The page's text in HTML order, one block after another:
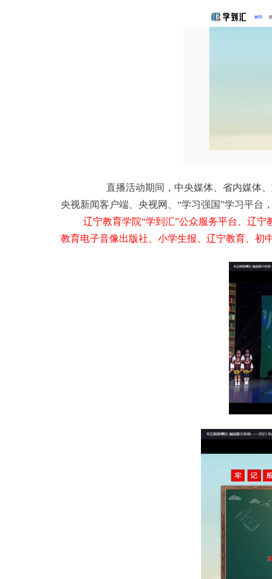
直播活动期间，中央媒体、省内媒体
央视新闻客户端、央视网、“学习强国”学习平台
辽宁教育学院“学到汇”公众服务平台、辽宁
教育电子音像出版社 小学生报 辽宁教育 初